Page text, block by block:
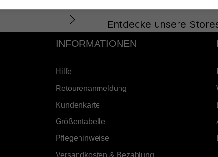
Entdecke unsere
INFORMATIONEN
Hilfe
Retourenanmeldung
Kundenkarte
Größentabelle
Pflegehinweise
Versandkosten & Bezahlung